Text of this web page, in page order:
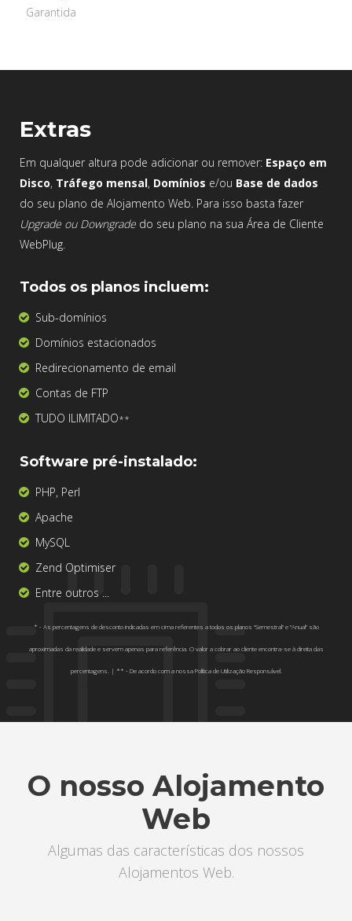
Garantida
Extras
Em qualquer altura pode adicionar ou remover: Espaço em
Disco, Tráfego mensal, Domínios e/ou Base de dados
do seu plano de Alojamento Web. Para isso basta fazer
Upgrade ou Downgrade do seu plano na sua Área de Cliente
WebPlug.
Todos os planos incluem:
Sub-domínios
Domínios estacionados
Redirecionamento de email
Contas de FTP
TUDO ILIMITADO**
Software pré-instalado:
PHP, Perl
Apache
MySQL
Zend Optimiser
Entre outros ...
* - As percentagens de desconto indicadas em cima referentes a todos os planos "Semestral" e "Anual" são
aproximadas da realidade e servem apenas para referência. O valor a cobrar ao cliente encontra-se à direita das
percentagens. | ** - De acordo com a nossa Política de Utilização Responsável.
O nosso Alojamento
Web
Algumas das características dos nossos
Alojamentos Web.